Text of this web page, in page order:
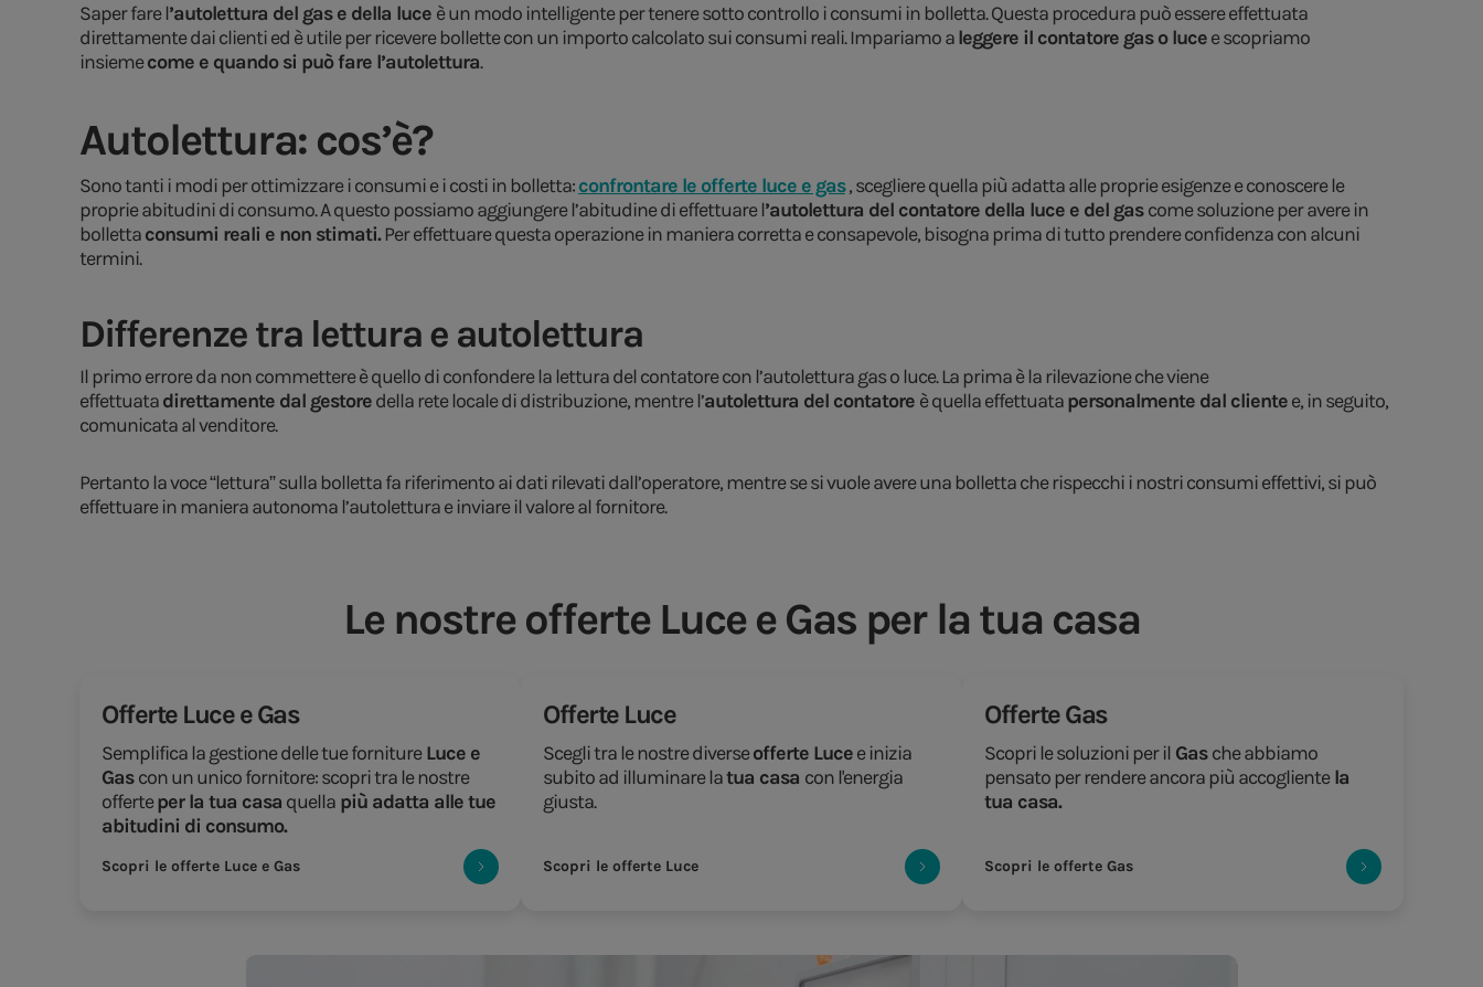
Saper fare l’autolettura del gas e della luce è un modo intelligente per tenere sotto controllo i consumi in bolletta. Questa procedura può essere effettuata
direttamente dai clienti ed è utile per ricevere bollette con un importo calcolato sui consumi reali. Impariamo aleggere il contatore gas o lucee scopriamo
insiemecome e quando si può fare l’autolettura.
Autolettura: cos’è?
Sono tanti i modi per ottimizzare i consumi e i costi in bolletta:confrontare le offerte luce e gas, scegliere quella più adatta alle proprie esigenze e conoscere le
proprie abitudini di consumo. A questo possiamo aggiungere l’abitudine di effettuare l’autolettura del contatore della luce e del gascome soluzione per avere in
bollettaconsumi reali e non stimati.Per effettuare questa operazione in maniera corretta e consapevole, bisogna prima di tutto prendere confidenza con alcuni
termini.
Differenze tra lettura e autolettura
Il primo errore da non commettere è quello di confondere la lettura del contatore con l’autolettura gas o luce. La prima è la rilevazione che viene
effettuatadirettamente dal gestoredella rete locale di distribuzione, mentre l’autolettura del contatore è quella effettuatapersonalmente dal clientee, in seguito,
comunicata al venditore.
Pertanto la voce “lettura” sulla bolletta fa riferimento ai dati rilevati dall’operatore, mentre se si vuole avere una bolletta che rispecchi i nostri consumi effettivi, si può
effettuare in maniera autonoma l’autolettura e inviare il valore al fornitore.
Le nostre offerte Luce e Gas per la tua casa
Offerte Luce e Gas
Semplifica la gestione delle tue fornitureLuce e
Gascon un unico fornitore: scopri tra le nostre
offerteper la tua casa quella più adatta alle tue
abitudini di consumo.
Scopri le offerte Luce e Gas
Offerte Luce
Scegli tra le nostre diverseofferte Lucee inizia
subito ad illuminare latua casa con l'energia
giusta.
Scopri le offerte Luce
Offerte Gas
Scopri le soluzioni per il Gasche abbiamo
pensato per rendere ancora più accoglientela
tua casa.
Scopri le offerte Gas